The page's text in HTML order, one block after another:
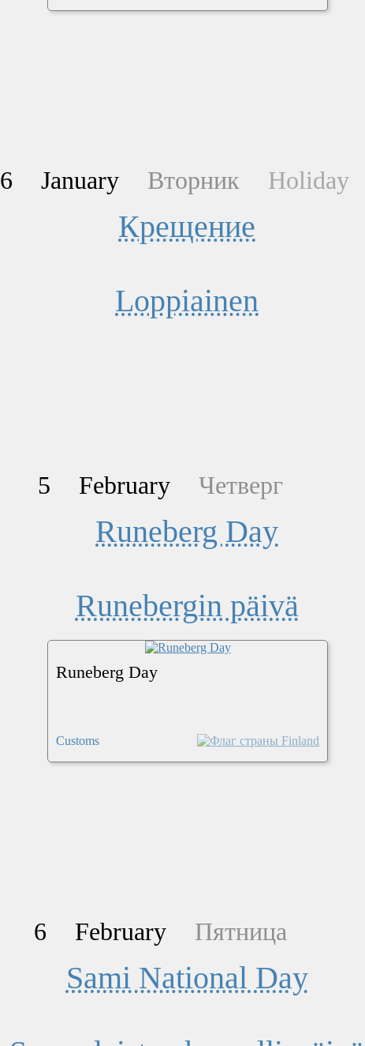
6 January Вторник Holiday
Крещение
Loppiainen
5 February Четверг
Runeberg Day
Runebergin päivä
Runeberg Day
Customs
6 February Пятница
Sami National Day